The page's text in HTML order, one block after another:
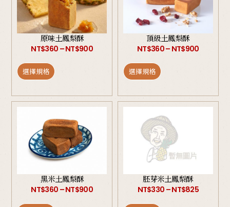
原味土鳳梨酥
NT$360 –NT$900
選擇規格
頂級土鳳梨酥
NT$360– NT$900
選擇規格
黑米土鳳梨酥
NT$360 –NT$900
胚芽米土鳳梨酥
NT$330 –NT$825